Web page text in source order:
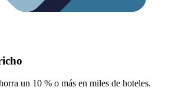
un 10 % o más en miles de hoteles.